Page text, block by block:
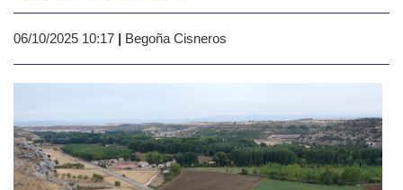
06/10/2025 10:17 | Begoña Cisneros